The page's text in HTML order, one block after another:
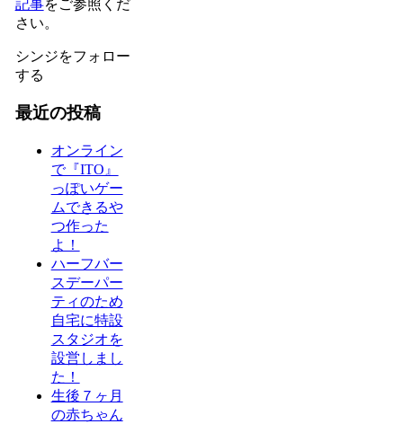
記事をご参照くだ
さい。
シンジをフォロー
する
最近の投稿
オンライン
で『ITO』
っぽいゲー
ムできるや
つ作った
よ！
ハーフバー
スデーパー
ティのため
自宅に特設
スタジオを
設営しまし
た！
生後７ヶ月
の赤ちゃん